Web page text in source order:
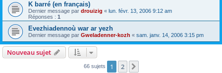
K barré (en français)
Dernier message par drouizig « lun. févr. 13, 2006 9:12 am
Réponses : 1
Evezhiadennoù war ar yezh
Dernier message par Gweladenner-kozh « sam. janv. 14, 2006 3:15 pm
Nouveau sujet
66 sujets 1 2